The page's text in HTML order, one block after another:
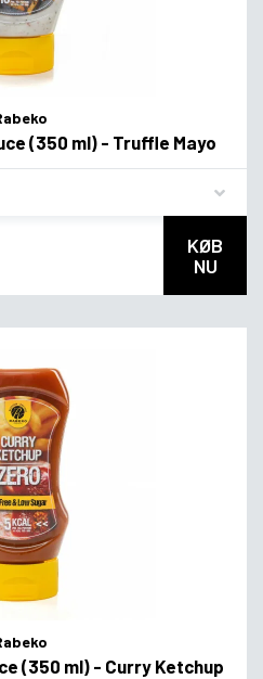
(350 ml) - Truffle Mayo
KØB
NU
(350 ml) - Curry Ketchup